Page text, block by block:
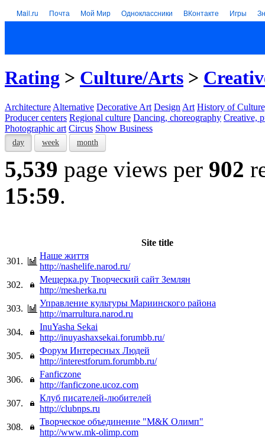
Mail.ru Почта Мой Мир Одноклассники ВКонтакте Игры
Rating > Culture/Arts >
Architecture Alternative Decorative Art Design Art History of
Producer centers Regional culture Dancing, choreography Creative,
Photographic art Circus Show Business
day week month
5,539 page views per 902
15:59.
Site title
301.
Наше життя
http://nashelife.narod.ru/
302.
Мещерка.ру Творческий сайт Землян
http://mesherka.ru
303.
Управление культуры Мариинского района
http://marrultura.narod.ru
304.
InuYasha Sekai
http://inuyashaxsekai.forumbb.ru/
305.
Форум Интересных Людей
http://interestforum.forumbb.ru/
306.
Fanficzone
http://fanficzone.ucoz.com
307.
Клуб писателей-любителей
http://clubnps.ru
308.
Творческое объединение "М&К Олимп"
http://www.mk-olimp.com